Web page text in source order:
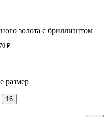
золота с бриллиантом
₽
размер
16